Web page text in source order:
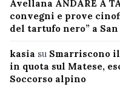
Avellana ANDARE A
convegni e prove
del tartufo nero” a
kasia su Smarriscono
in quota sul Matese,
Soccorso alpino